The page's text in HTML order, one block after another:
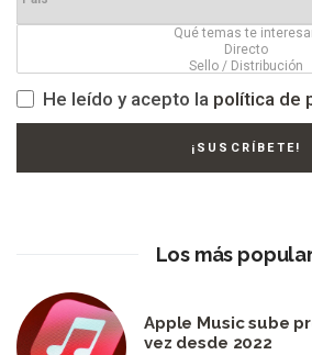
He leído y acepto la política de
Los más
Apple Music sube
vez desde 2022